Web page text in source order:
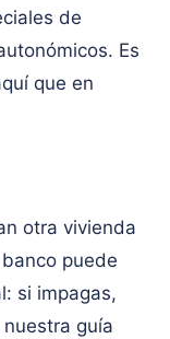
de
Es
que en
otra vivienda
puede
si impagas,
guía